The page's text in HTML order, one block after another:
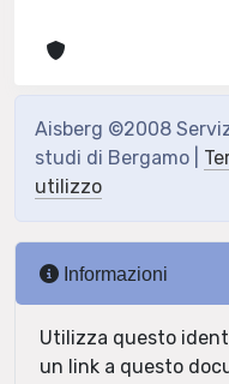
Aisberg ©2008
studi di Bergamo |
utilizzo
Informazioni
Utilizza questo
un link a questo